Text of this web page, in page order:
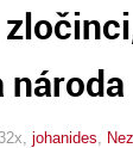
národa
johanides